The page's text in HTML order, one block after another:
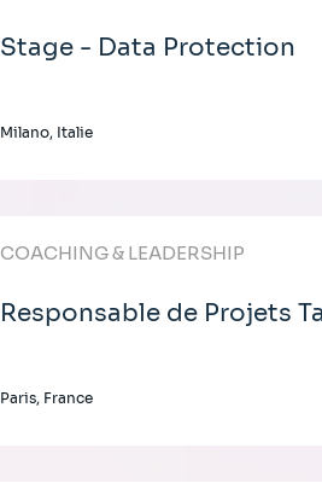
Stage - Data Protection
Milano, Italie
COACHING & LEADERSHIP
Responsable de Projets
Paris, France